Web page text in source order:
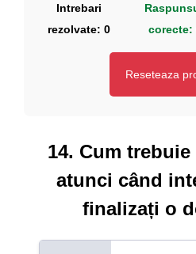
Intrebari
rezolvate: 0
corecte:
Reseteaza
14. Cum
atunci când
finalizați o